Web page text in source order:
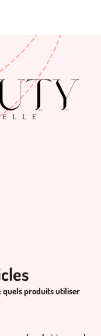
quels produits utiliser